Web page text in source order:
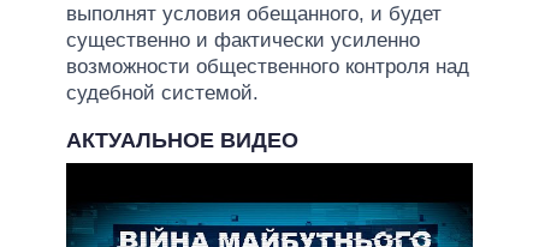
выполнят условия обещанного, и будет
существенно и фактически усиленно
возможности общественного контроля над
судебной системой.
АКТУАЛЬНОЕ ВИДЕО